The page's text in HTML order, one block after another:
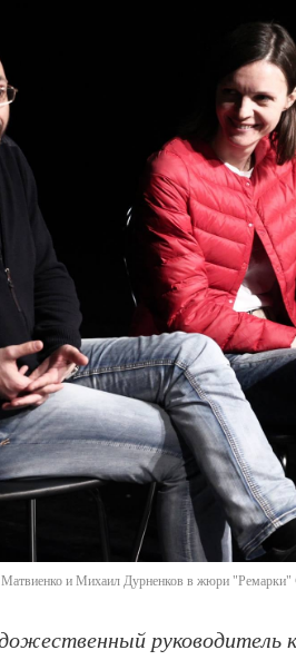
и Михаил Дурненков в жюри "Ремарки"
руководитель